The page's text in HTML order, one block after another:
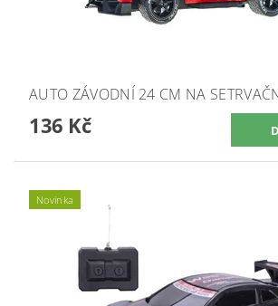
AUTO ZÁVODNÍ 24 CM NA
136 Kč
Novinka